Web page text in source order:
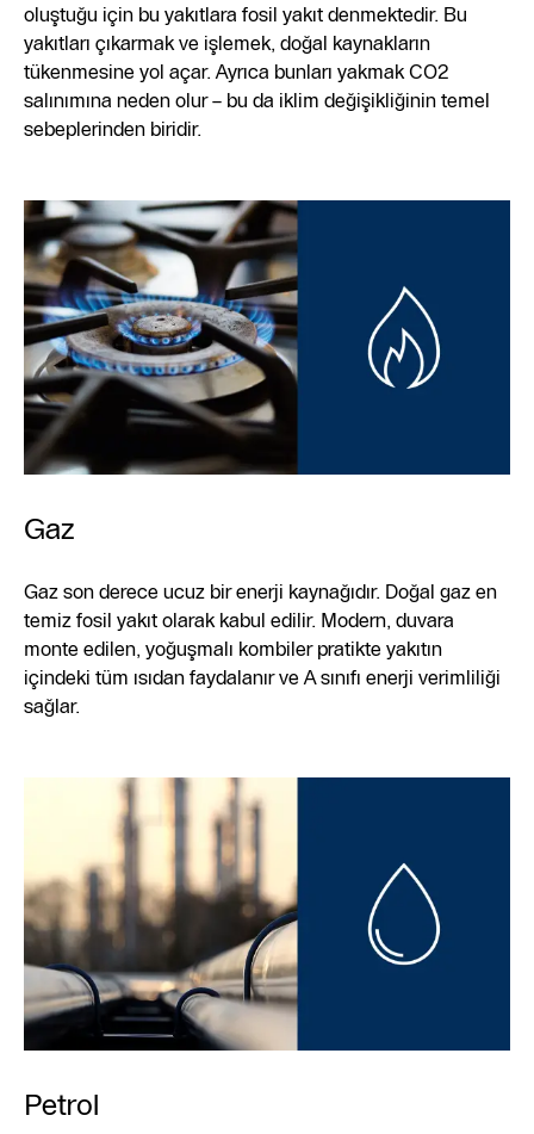
oluştuğu için bu yakıtlara fosil yakıt denmektedir. Bu
yakıtları çıkarmak ve işlemek, doğal kaynakların
tükenmesine yol açar. Ayrıca bunları yakmak CO2
salınımına neden olur – bu da iklim değişikliğinin temel
sebeplerinden biridir.
Gaz
Gaz son derece ucuz bir enerji kaynağıdır. Doğal gaz en
temiz fosil yakıt olarak kabul edilir. Modern, duvara
monte edilen, yoğuşmalı kombiler pratikte yakıtın
içindeki tüm ısıdan faydalanır ve A sınıfı enerji verimliliği
sağlar.
Petrol